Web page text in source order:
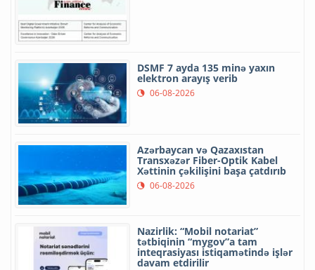
DSMF 7 ayda 135 minə yaxın
elektron arayış verib
06-08-2026
Azərbaycan və Qazaxıstan
Transxəzər Fiber-Optik Kabel
Xəttinin çəkilişini başa çatdırıb
06-08-2026
Nazirlik: “Mobil notariat”
tətbiqinin “mygov”a tam
inteqrasiyası istiqamətində işlər
davam etdirilir